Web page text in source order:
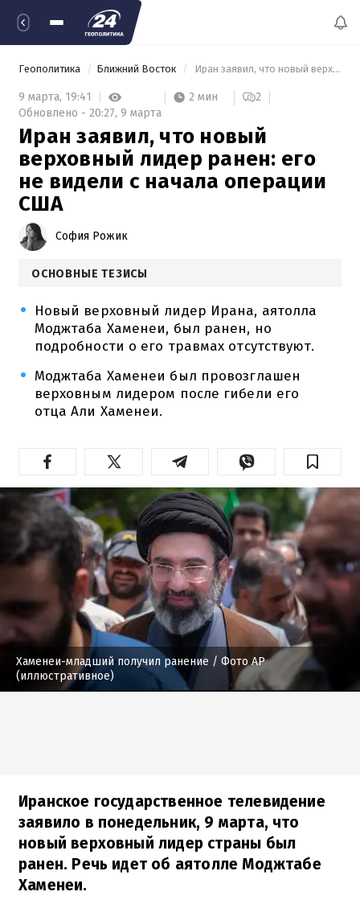
Геополитика Ближний Восток Иран заявил, что новый верховный лидер ранен: его не видели с начала операции США
9 марта, 19:41 2 мин
2
Обновлено - 20:27, 9 марта
Иран заявил, что новый
верховный лидер ранен: его
не видели с начала операции
США
София Рожик
ОСНОВНЫЕ ТЕЗИСЫ
Новый верховный лидер Ирана, аятолла
Моджтаба Хаменеи, был ранен, но
подробности о его травмах отсутствуют.
Моджтаба Хаменеи был провозглашен
верховным лидером после гибели его
отца Али Хаменеи.
Хаменеи-младший получил ранение / Фото AP
(иллюстративное)
Иранское государственное телевидение
заявило в понедельник, 9 марта, что
новый верховный лидер страны был
ранен. Речь идет об аятолле Моджтабе
Хаменеи.